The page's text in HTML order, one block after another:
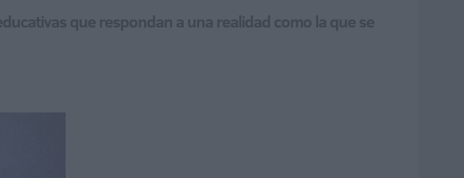
que respondan a una realidad como la que se